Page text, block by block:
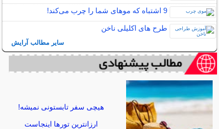
9 اشتباه که موهای شما را چرب می‌کند!
طرح های اکلیلی ناخن
سایر مطالب آرایش
هیچی سفر تابستونی نمیشه!
ارزانترین تورها اینجاست